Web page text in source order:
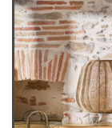
décoration